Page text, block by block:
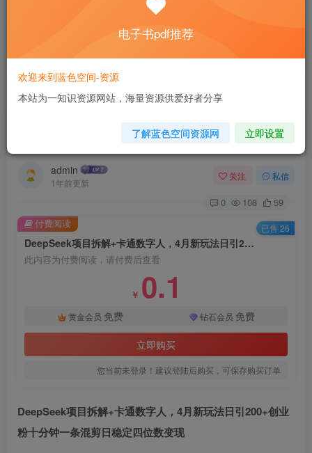
计算机 移动设备 软件下载....
电子书籍下载...
首页 教程资源 正文
DeepSeek项目拆解+卡通数字人，4月新玩法日引
200+创业粉十分钟一条混剪日稳定四位数变现
admin
1年前更新
关注 私信
0 108 59
DeepSeek项目拆解+卡通数字人，4月新玩法日引200+创业粉十分钟一条混剪日稳定四位数变现
此内容为付费阅读，请付费后查看
￥ 0.1
黄金会员 免费 钻石会员 免费
立即购买
您当前未登录！建议登陆后购买，可保存购买订单
付费阅读 已售 26
DeepSeek项目拆解+卡通数字人，4月新玩法日引200+创业
粉十分钟一条混剪日稳定四位数变现
电子书pdf推荐
欢迎来到蓝色空间-资源
本站为一知识资源网站，海量资源供爱好者分享
了解蓝色空间资源网 立即设置